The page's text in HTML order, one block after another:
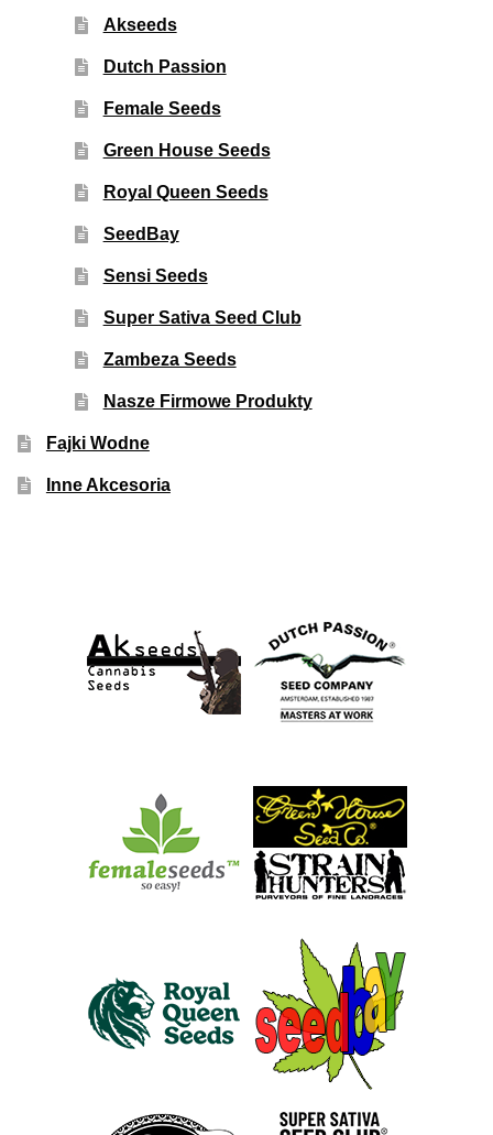
Akseeds
Dutch Passion
Female Seeds
Green House Seeds
Royal Queen Seeds
SeedBay
Sensi Seeds
Super Sativa Seed Club
Zambeza Seeds
Nasze Firmowe Produkty
Fajki Wodne
Inne Akcesoria